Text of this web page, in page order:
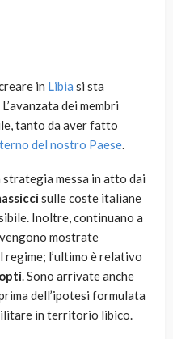
in Libia si sta
dei membri
tanto da aver fatto
del nostro Paese.
messa in atto dai
sulle coste italiane
Inoltre, continuano a
mostrate
regime; l’ultimo è relativo
. Sono arrivate anche
dell’ipotesi formulata
in territorio libico.